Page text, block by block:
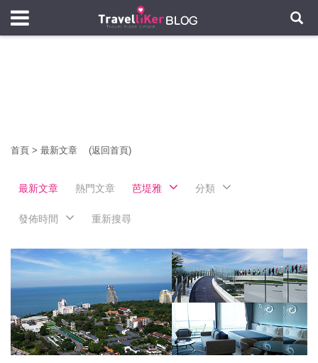
首頁 > 最新文章 (返回首頁)
最新文章 熱門文章 芭堤雅 分類
發佈時間 重新搜尋